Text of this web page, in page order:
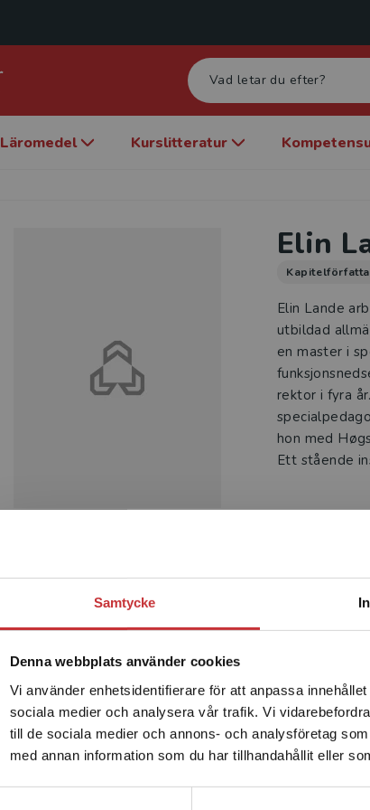
Samtycke
Denna webbplats använder cookies
Vi använder enhetsidentifierare för att anpassa
sociala medier och analysera vår trafik. Vi
till de sociala medier och annons- och analysföretag
med annan information som du har tillhandahållit eller
Begränsad
Det verkar som att du
enhet utanför Sverige.
Sverige. För att kunna
leveransadressen vara i
Läromedel Kurslitteratur
Elin
Elin Lande
utbildad
en master i
rektor i fyra
hon med
Ett stående